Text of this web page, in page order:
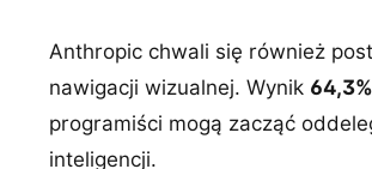
Anthropic chwali się również
nawigacji wizualnej. Wynik
programiści mogą zacząć
inteligencji.